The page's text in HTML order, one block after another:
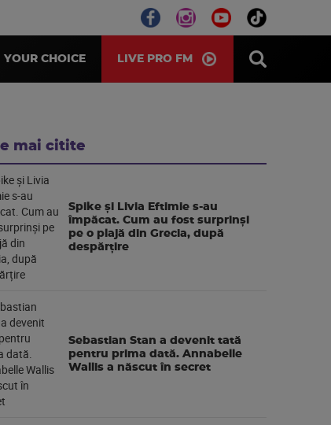
YOUR CHOICE LIVE PRO FM
mai citite
Spike și Livia Eftimie s-au
împăcat. Cum au fost surprinși
pe o plajă din Grecia, după
despărțire
Sebastian Stan a devenit tată
pentru prima dată. Annabelle
Wallis a născut în secret